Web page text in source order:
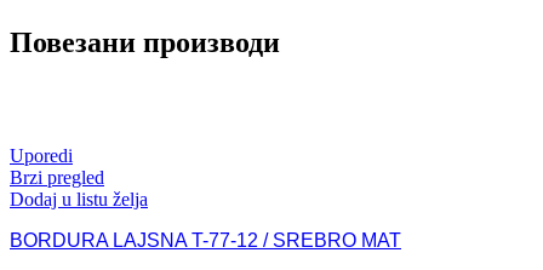
Повезани производи
Uporedi
Brzi pregled
Dodaj u listu želja
BORDURA LAJSNA T-77-12 / SREBRO MAT